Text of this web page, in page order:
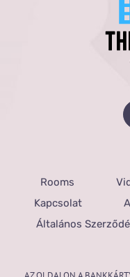
Rooms
Kapcsolat
Általános